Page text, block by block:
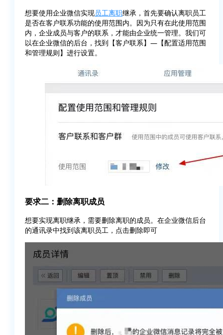
想要使用企业微信实现员工离职继承，首先要确认离职员工
是否在客户联系功能的使用范围内。因为只有在此使用范围
内，企业成员与客户的联系，才能由企业统一管理。我们可
以在企业微信的后台，找到【客户联系】—【配置适用范围
和管理规则】进行设置。
要求二：删除离职成员
想要实现离职继承，需要删除离职的成员。在企业微信后台
的通讯录中找到该离职员工，点击删除即可